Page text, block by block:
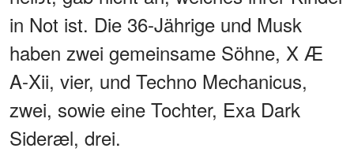
in Not ist. Die 36-Jährige und Musk
haben zwei gemeinsame Söhne, X Æ
A-Xii, vier, und Techno Mechanicus,
zwei, sowie eine Tochter, Exa Dark
Sideræl, drei.